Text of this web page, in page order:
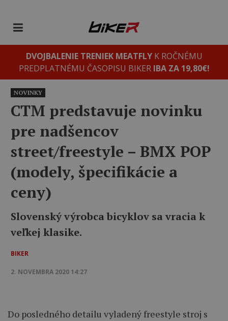
DVOJBALENIE TRENIEK MEATFLYK ROČNÉMU
PREDPLATNÉMU ČASOPISU BIKER IBA ZA 19,80€!
NOVINKY
CTM predstavuje novinku
pre nadšencov
street/freestyle – BMX POP
(modely, špecifikácie a
ceny)
Slovenský výrobca bicyklov sa vracia k
veľkej klasike.
BIKER
2. NOVEMBRA 2020 14:27
Do posledného detailu vyladený freestyle stroj s